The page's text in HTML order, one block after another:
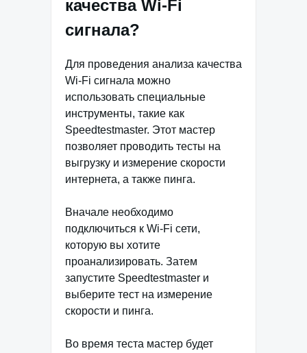
качества Wi-Fi
сигнала?
Для проведения анализа качества
Wi-Fi сигнала можно
использовать специальные
инструменты, такие как
Speedtestmaster. Этот мастер
позволяет проводить тесты на
выгрузку и измерение скорости
интернета, а также пинга.
Вначале необходимо
подключиться к Wi-Fi сети,
которую вы хотите
проанализировать. Затем
запустите Speedtestmaster и
выберите тест на измерение
скорости и пинга.
Во время теста мастер будет